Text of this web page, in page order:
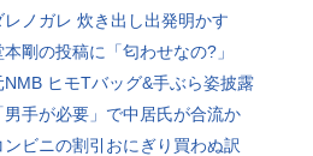
レノガレ 炊き出し出発明かす
本剛の投稿に「匂わせなの?」
NMB ヒモTバッグ&手ぶら姿披露
男手が必要」で中居氏が合流か
ンビニの割引おにぎり買わぬ訳